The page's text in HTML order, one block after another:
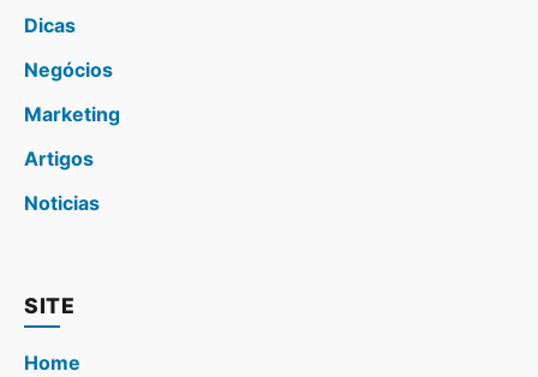
Dicas
Negócios
Marketing
Artigos
Noticias
SITE
Home